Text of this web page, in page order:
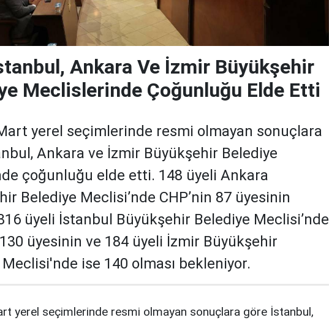
Ankara Ve İzmir Büyükşehir
Meclislerinde Çoğunluğu Elde Etti
yerel seçimlerinde resmi olmayan sonuçlara
Ankara ve İzmir Büyükşehir Belediye
çoğunluğu elde etti. 148 üyeli Ankara
Belediye Meclisi’nde CHP’nin 87 üyesinin
üyeli İstanbul Büyükşehir Belediye Meclisi’nde
130 üyesinin ve 184 üyeli İzmir Büyükşehir
ise 140 olması bekleniyor.
yerel seçimlerinde resmi olmayan sonuçlara göre İstanbul,